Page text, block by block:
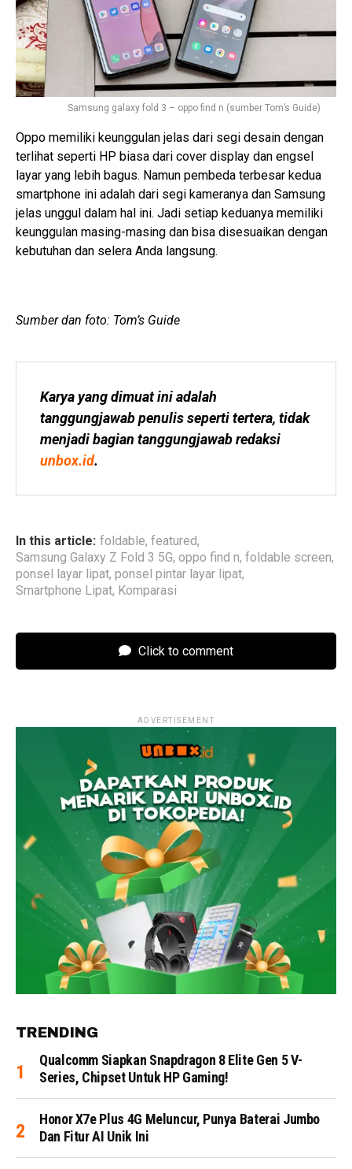
Samsung galaxy fold 3 – oppo find n (sumber Tom’s Guide)
Oppo memiliki keunggulan jelas dari segi desain dengan
terlihat seperti HP biasa dari cover display dan engsel
layar yang lebih bagus. Namun pembeda terbesar kedua
smartphone ini adalah dari segi kameranya dan Samsung
jelas unggul dalam hal ini. Jadi setiap keduanya memiliki
keunggulan masing-masing dan bisa disesuaikan dengan
kebutuhan dan selera Anda langsung.
Sumber dan foto: Tom’s Guide
Karya yang dimuat ini adalah
tanggungjawab penulis seperti tertera, tidak
unbox.id.
In this article: foldable, featured,
Samsung Galaxy Z Fold 3 5G, oppo find n, foldable screen,
ponsel layar lipat, ponsel pintar layar lipat,
Smartphone Lipat, Komparasi
Click to comment
ADVERTISEMENT
TRENDING
Qualcomm Siapkan Snapdragon 8 Elite Gen 5 V-
Series, Chipset Untuk HP Gaming!
Honor X7e Plus 4G Meluncur, Punya Baterai Jumbo
Dan Fitur AI Unik Ini